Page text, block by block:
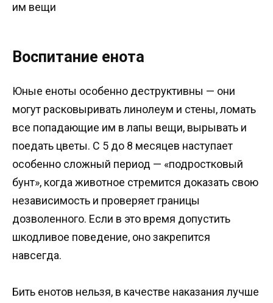
им вещи
Воспитание енота
Юные еноты особенно деструктивны — они
могут расковыривать линолеум и стены, ломать
все попадающие им в лапы вещи, вырывать и
поедать цветы. С 5 до 8 месяцев наступает
особенно сложный период — «подростковый
бунт», когда животное стремится доказать свою
независимость и проверяет границы
дозволенного. Если в это время допустить
шкодливое поведение, оно закрепится
навсегда.
Бить енотов нельзя, в качестве наказания лучше